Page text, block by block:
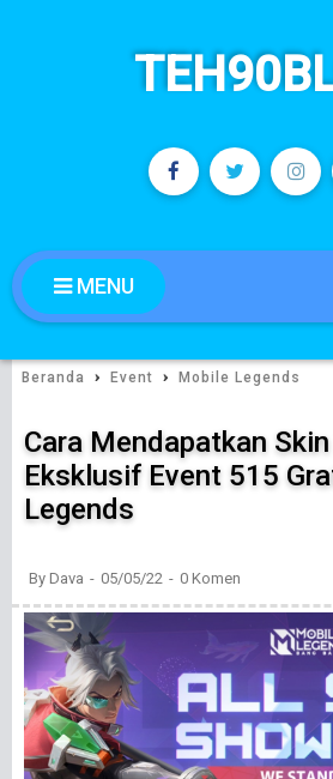
MENU
Beranda › Event › Mobile Legends
Cara Mendapatkan
Eksklusif Event 515
Legends
By Dava 05/05/22 0 Komen